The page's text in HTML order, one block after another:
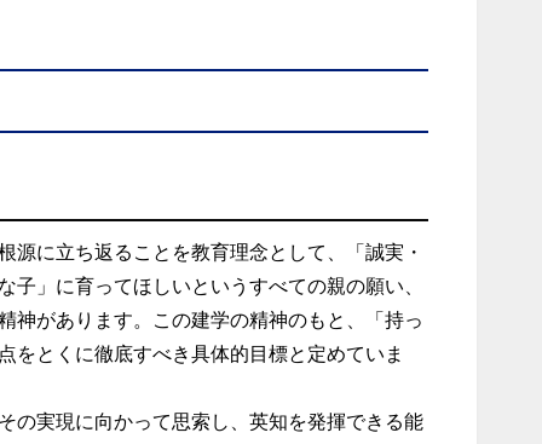
に立ち返ることを教育理念として、「誠実・
」に育ってほしいというすべての親の願い、
神があります。この建学の精神のもと、「持っ
をとくに徹底すべき具体的目標と定めていま
の実現に向かって思索し、英知を発揮できる能